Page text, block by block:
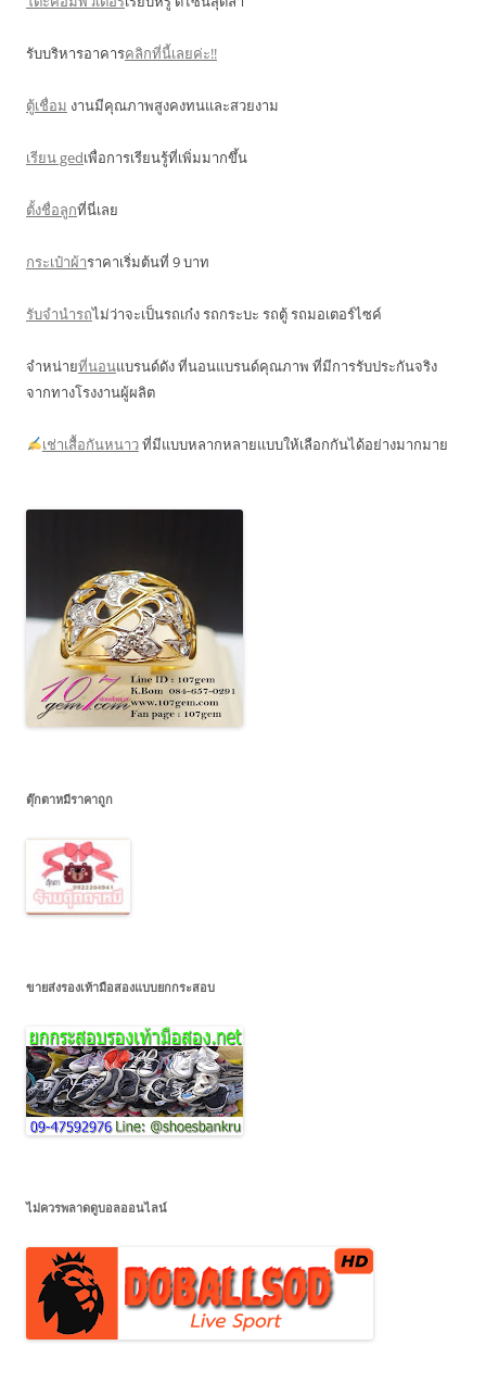
รับบริหารอาคารคลิกที่นี้เลยค่ะ!!
ตู้เชื่อม งานมีคุณภาพสูงคงทนและสวยงาม
เรียน gedเพื่อการเรียนรู้ที่เพิ่มมากขึ้น
ตั้งชื่อลูกที่นี่เลย
กระเป๋าผ้าราคาเริ่มต้นที่ 9 บาท
รับจำนำรถไม่ว่าจะเป็นรถเก๋ง รถกระบะ รถตู้ รถมอเตอร์ไซค์
จำหน่ายที่นอนแบรนด์ดัง ที่นอนแบรนด์คุณภาพ ที่มีการรับประกันจริง
จากทางโรงงานผู้ผลิต
เช่าเสื้อกันหนาวที่มีแบบหลากหลายแบบให้เลือกกันได้อย่างมากมาย
ตุ๊กตาหมีราคาถูก
ขายส่งรองเท้ามือสองแบบยกกระสอบ
ไม่ควรพลาดดูบอลออนไลน์